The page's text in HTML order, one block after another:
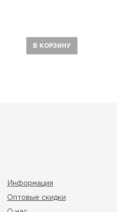
В КОРЗИНУ
Информация
Оптовые скидки